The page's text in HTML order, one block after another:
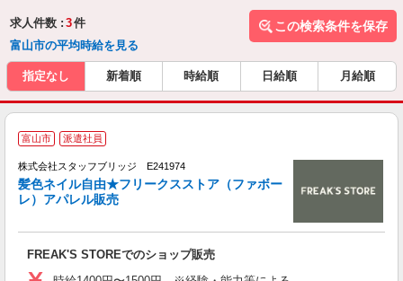
求人件数 : 3件
富山市の平均時給を見る
この検索条件を保存
指定なし 新着順 時給順 日給順 月給順
富山市 派遣社員
株式会社スタッフブリッジ E241974
髪色ネイル自由★フリークスストア（ファボー
レ）アパレル販売
FREAK'S STOREでのショップ販売